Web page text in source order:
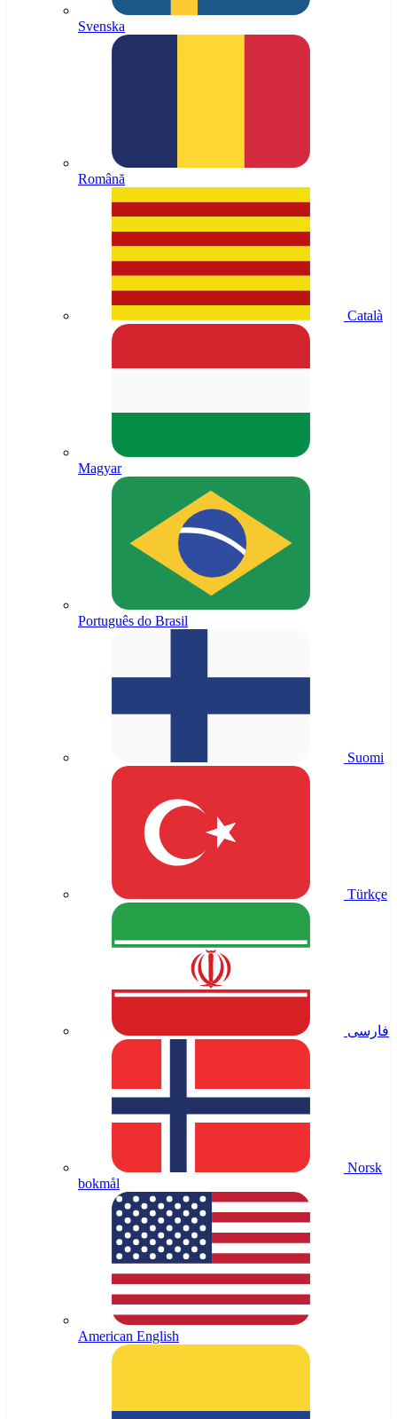
Svenska
Română
Català
Magyar
Português do Brasil
Suomi
Türkçe
فارسی
Norsk
bokmål
American English